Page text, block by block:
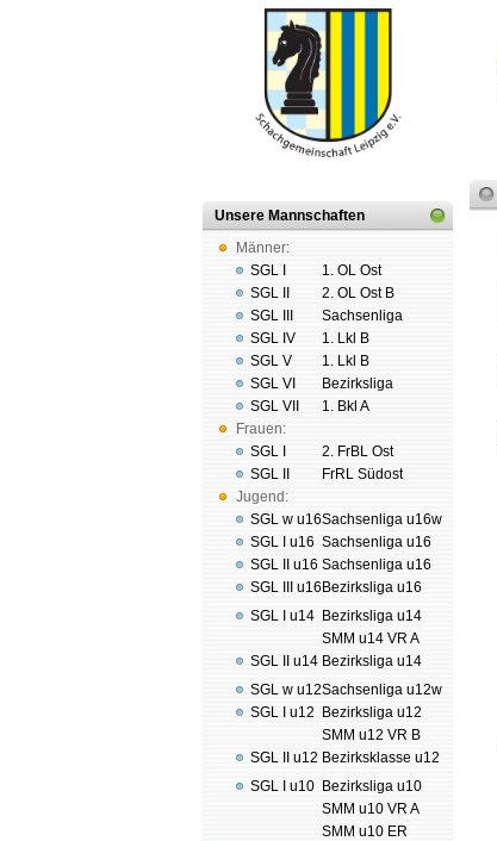
Unsere Mannschaften
Männer:
SGL I
SGL II
SGL III
SGL IV
SGL V
SGL VI
SGL VII
Frauen:
SGL I
SGL II
Jugend:
SGL w u16
SGL I u16
SGL II u16
SGL III u16
SGL I u14
SGL II u14
SGL w u12
SGL I u12
SGL II u12
SGL I u10
1. OL Ost
2. OL Ost B
Sachsenliga
1. Lkl B
1. Lkl B
Bezirksliga
1. Bkl A
2. FrBL Ost
FrRL Südost
Sachsenliga u16w
Sachsenliga u16
Sachsenliga u16
Bezirksliga u16
Bezirksliga u14
SMM u14 VR A
Bezirksliga u14
Sachsenliga u12w
Bezirksliga u12
SMM u12 VR B
Bezirksklasse u12
Bezirksliga u10
SMM u10 VR A
SMM u10 ER